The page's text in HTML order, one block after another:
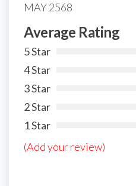
MAY 2568
Average Rating
5 Star
4 Star
3 Star
2 Star
1 Star
(Add your review)